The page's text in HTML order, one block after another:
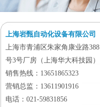
上海岩甄自动化设备有限公司
上海市青浦区朱家角康业路388
号3号厂房（上海华大科技园）
销售热线：13651865323
营销总监：13611901916
电话：021-59831856